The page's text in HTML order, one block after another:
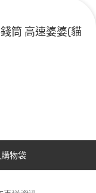
筒 高速婆婆(貓
物袋